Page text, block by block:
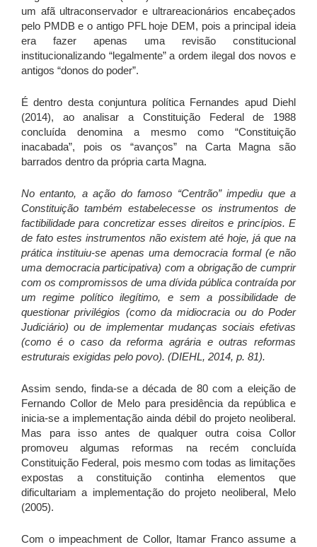
um afã ultraconservador e ultrareacionários encabeçados
pelo PMDB e o antigo PFL hoje DEM, pois a principal ideia
era fazer apenas uma revisão constitucional
institucionalizando “legalmente” a ordem ilegal dos novos e
antigos “donos do poder”.
É dentro desta conjuntura política Fernandes apud Diehl
(2014), ao analisar a Constituição Federal de 1988
concluída denomina a mesmo como “Constituição
inacabada”, pois os “avanços” na Carta Magna são
barrados dentro da própria carta Magna.
No entanto, a ação do famoso “Centrão” impediu que a
Constituição também estabelecesse os instrumentos de
factibilidade para concretizar esses direitos e princípios. E
de fato estes instrumentos não existem até hoje, já que na
prática instituiu-se apenas uma democracia formal (e não
uma democracia participativa) com a obrigação de cumprir
com os compromissos de uma dívida pública contraída por
um regime político ilegítimo, e sem a possibilidade de
questionar privilégios (como da midiocracia ou do Poder
Judiciário) ou de implementar mudanças sociais efetivas
(como é o caso da reforma agrária e outras reformas
estruturais exigidas pelo povo). (DIEHL, 2014, p. 81).
Assim sendo, finda-se a década de 80 com a eleição de
Fernando Collor de Melo para presidência da república e
inicia-se a implementação ainda débil do projeto neoliberal.
Mas para isso antes de qualquer outra coisa Collor
promoveu algumas reformas na recém concluída
Constituição Federal, pois mesmo com todas as limitações
expostas a constituição continha elementos que
dificultariam a implementação do projeto neoliberal, Melo
(2005).
Com o impeachment de Collor, Itamar Franco assume a